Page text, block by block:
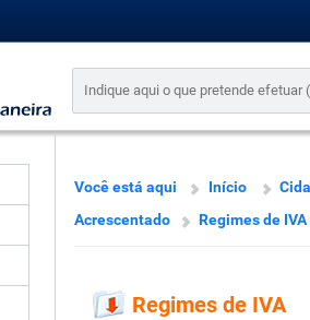
Você está aqui Início
Acrescentado
Regimes de IVA
Regimes de IVA